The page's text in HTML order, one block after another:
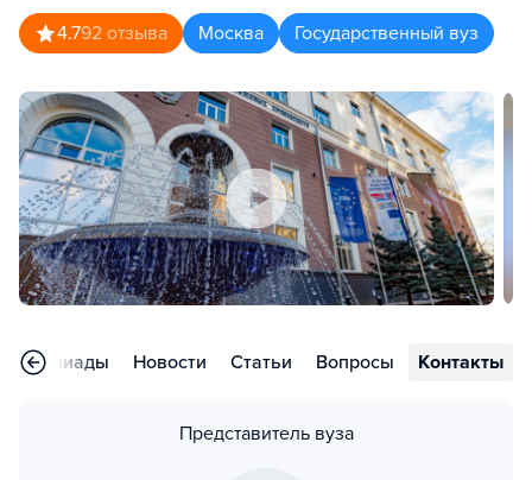
4.792 отзыва Москва Государственный вуз
Олимпиады Новости Статьи Вопросы Контакты
Представитель вуза